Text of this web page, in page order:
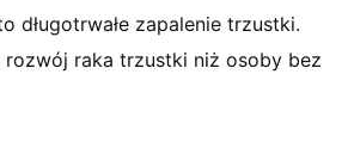
długotrwałe zapalenie trzustki.
rozwój raka trzustki niż osoby bez